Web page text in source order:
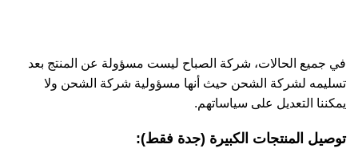
في جميع الحالات، شركة الصباح ليست مسؤولة عن المنتج بعد
تسليمه لشركة الشحن حيث أنها مسؤولية شركة الشحن ولا
يمكننا التعديل على سياساتهم.
توصيل المنتجات الكبيرة (جدة فقط):